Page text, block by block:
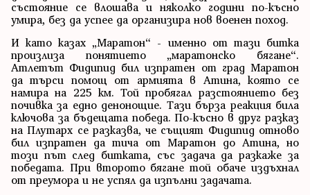
състояние се влошава и няколко години по-късно
умира, без да успее да организира нов военен поход.
И като казах „Маратон“ - именно от тази битка
произлиза понятието „маратонско бягане“.
Атлетът Фидипид бил изпратен от град Маратон
да търси помощ от армията в Атина, която се
намира на 225 км. Той пробягал разстоянието без
почивка за едно денонощие. Тази бърза реакция била
ключова за бъдещата победа. По-късно в друг разказ
на Плутарх се разказва, че същият Фидипид отново
бил изпратен да тича от Маратон до Атина, но
този път след битката, със задача да разкаже за
победата. При второто бягане той обаче издъхнал
от преумора и не успял да изпълни задачата.